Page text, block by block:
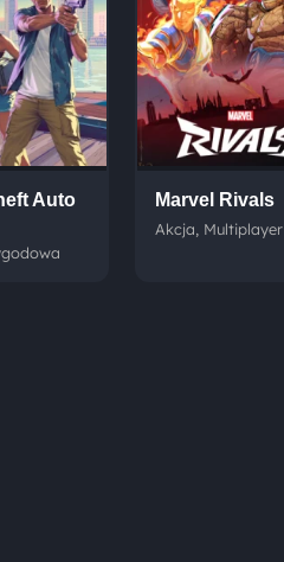
Auto
Marvel Rivals
Akcja, Multiplayer